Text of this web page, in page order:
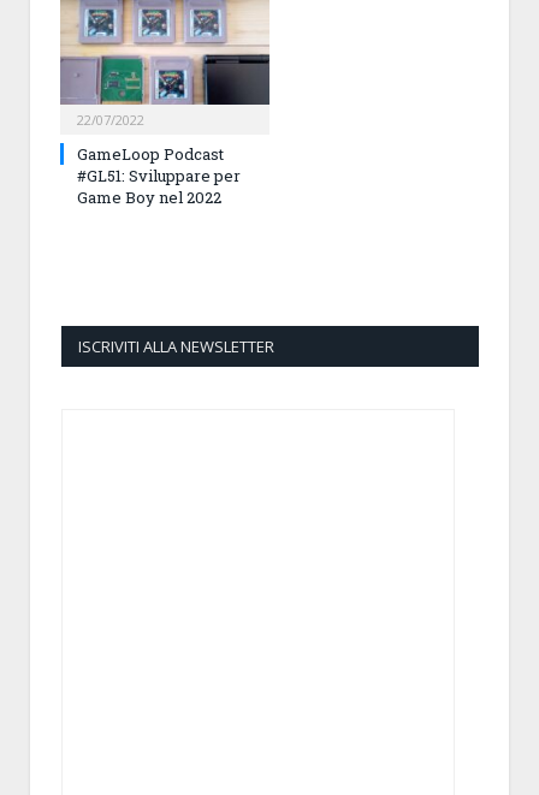
22/07/2022
GameLoop Podcast
#GL51: Sviluppare per
Game Boy nel 2022
ISCRIVITI ALLA NEWSLETTER